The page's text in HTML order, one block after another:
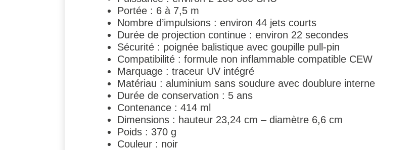
Portée : 6 à 7,5 m
Nombre d’impulsions : environ 44 jets courts
Durée de projection continue : environ 22 secondes
Sécurité : poignée balistique avec goupille pull-pin
Compatibilité : formule non inflammable compatible CEW
Marquage : traceur UV intégré
Matériau : aluminium sans soudure avec doublure interne
Durée de conservation : 5 ans
Contenance : 414 ml
Dimensions : hauteur 23,24 cm – diamètre 6,6 cm
Poids : 370 g
Couleur : noir